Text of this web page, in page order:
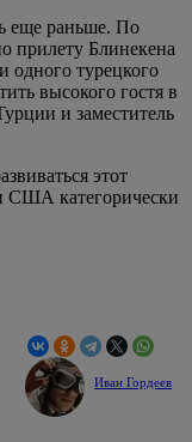
еще раньше. По
прилету Блинекена
одного турецкого
высокого гостя в
и заместитель
этот
США категорически
Иван Гордеев